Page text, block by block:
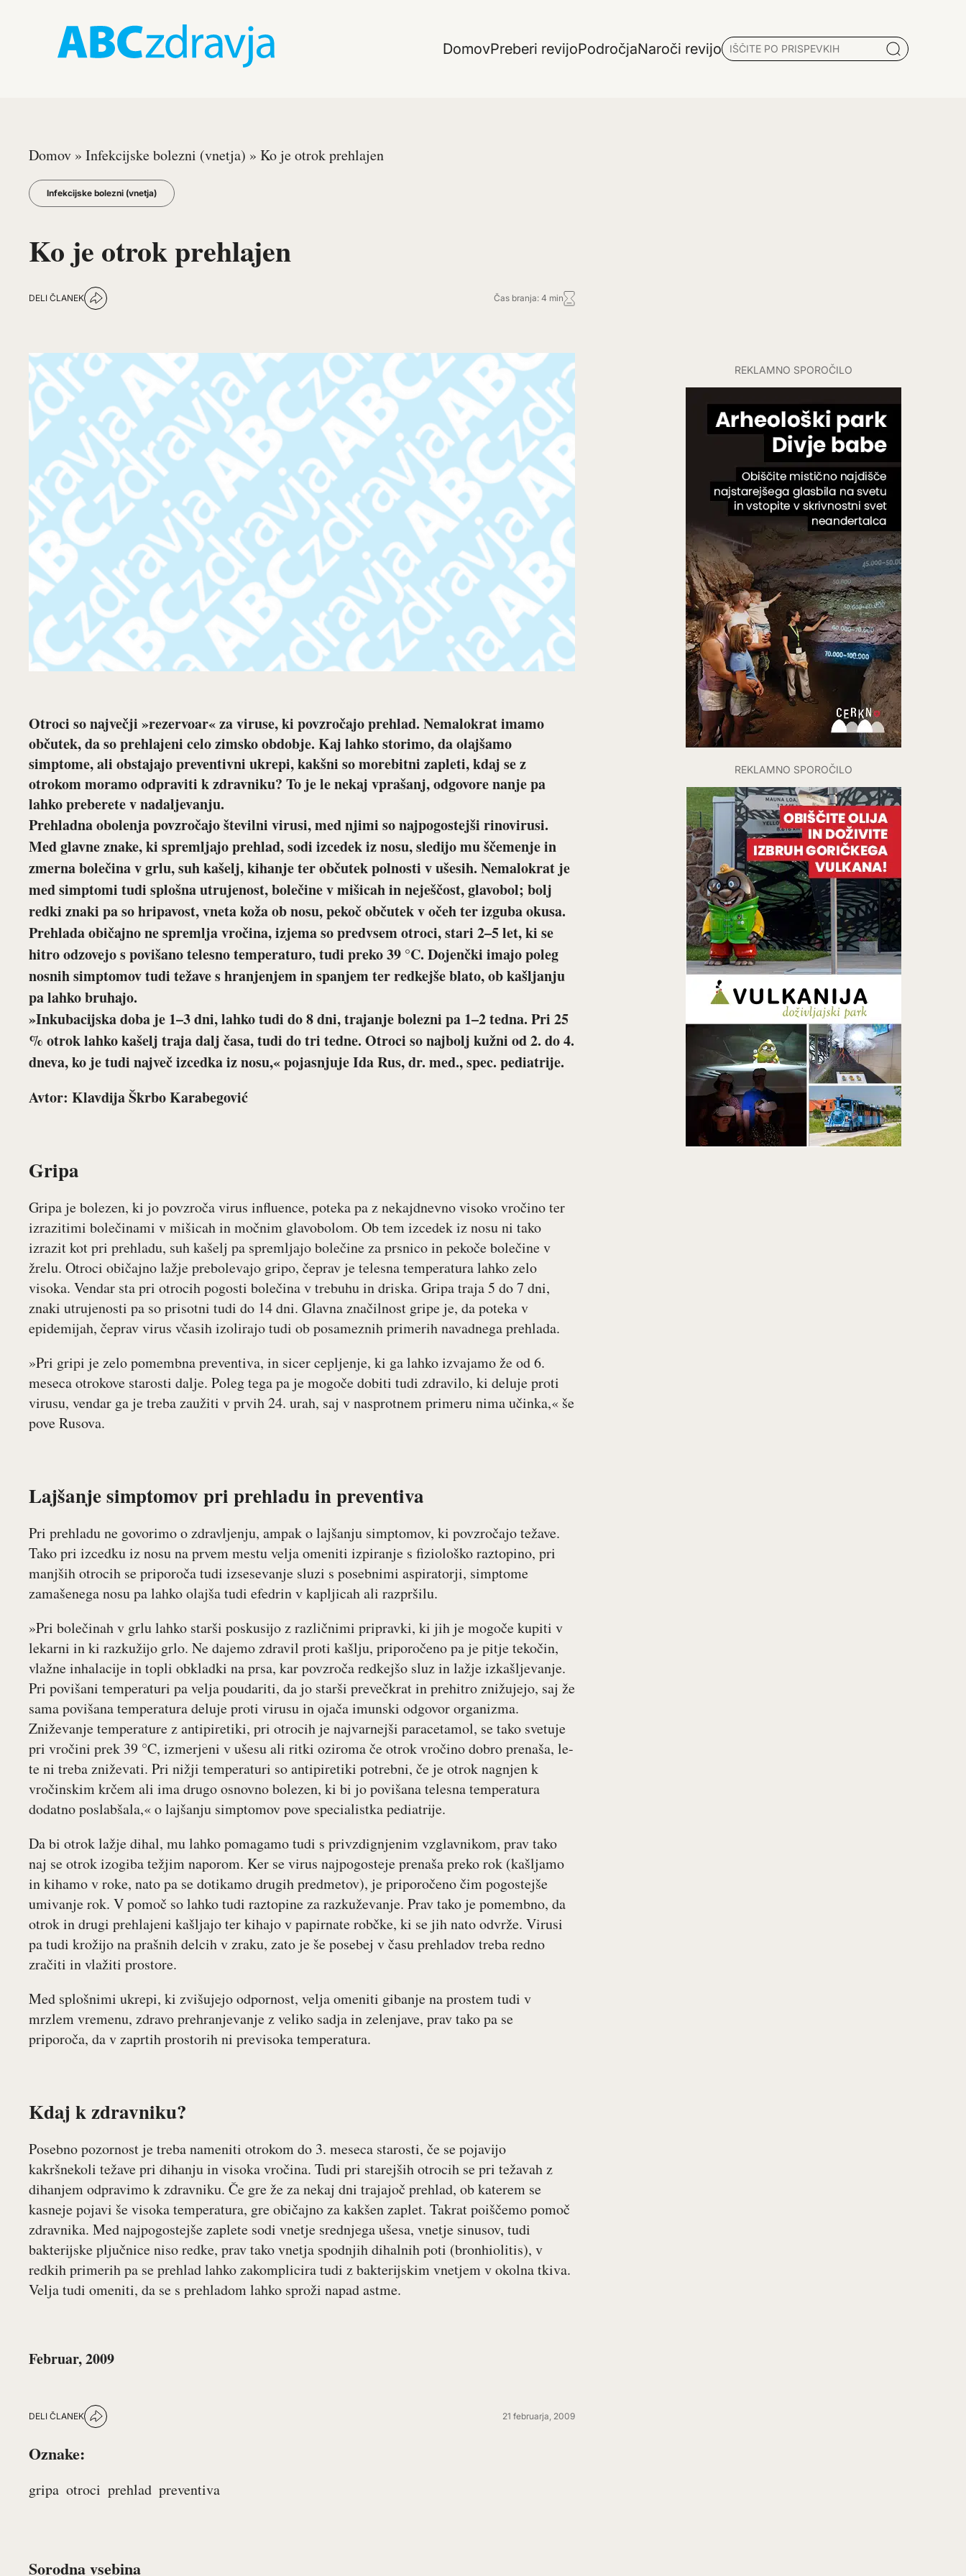
DomovPreberi revijoPodročjaNaroči revijo
Domov » Infekcijske bolezni (vnetja) » Ko je otrok prehlajen
Infekcijske bolezni (vnetja)
Ko je otrok prehlajen
DELI ČLANEK Čas branja: 4 min
Otroci so največji »rezervoar« za viruse, ki povzročajo prehlad. Nemalokrat imamo
občutek, da so prehlajeni celo zimsko obdobje. Kaj lahko storimo, da olajšamo
simptome, ali obstajajo preventivni ukrepi, kakšni so morebitni zapleti, kdaj se z
otrokom moramo odpraviti k zdravniku? To je le nekaj vprašanj, odgovore nanje pa
lahko preberete v nadaljevanju.
Prehladna obolenja povzročajo številni virusi, med njimi so najpogostejši rinovirusi.
Med glavne znake, ki spremljajo prehlad, sodi izcedek iz nosu, sledijo mu ščemenje in
zmerna bolečina v grlu, suh kašelj, kihanje ter občutek polnosti v ušesih. Nemalokrat je
med simptomi tudi splošna utrujenost, bolečine v mišicah in neješčost, glavobol; bolj
redki znaki pa so hripavost, vneta koža ob nosu, pekoč občutek v očeh ter izguba okusa.
Prehlada običajno ne spremlja vročina, izjema so predvsem otroci, stari 2–5 let, ki se
hitro odzovejo s povišano telesno temperaturo, tudi preko 39 °C. Dojenčki imajo poleg
nosnih simptomov tudi težave s hranjenjem in spanjem ter redkejše blato, ob kašljanju
pa lahko bruhajo.
»Inkubacijska doba je 1–3 dni, lahko tudi do 8 dni, trajanje bolezni pa 1–2 tedna. Pri 25
% otrok lahko kašelj traja dalj časa, tudi do tri tedne. Otroci so najbolj kužni od 2. do 4.
dneva, ko je tudi največ izcedka iz nosu,« pojasnjujeIda Rus, dr. med., spec. pediatrije.
Avtor: Klavdija Škrbo Karabegović
Gripa
Gripa je bolezen, ki jo povzroča virus influence, poteka pa z nekajdnevno visoko vročino ter
izrazitimi bolečinami v mišicah in močnim glavobolom. Ob tem izcedek iz nosu ni tako
izrazit kot pri prehladu, suh kašelj pa spremljajo bolečine za prsnico in pekoče bolečine v
žrelu. Otroci običajno lažje prebolevajo gripo, čeprav je telesna temperatura lahko zelo
visoka. Vendar sta pri otrocih pogosti bolečina v trebuhu in driska. Gripa traja 5 do 7 dni,
znaki utrujenosti pa so prisotni tudi do 14 dni. Glavna značilnost gripe je, da poteka v
epidemijah, čeprav virus včasih izolirajo tudi ob posameznih primerih navadnega prehlada.
»Pri gripi je zelo pomembna preventiva, in sicer cepljenje, ki ga lahko izvajamo že od 6.
meseca otrokove starosti dalje. Poleg tega pa je mogoče dobiti tudi zdravilo, ki deluje proti
virusu, vendar ga je treba zaužiti v prvih 24. urah, saj v nasprotnem primeru nima učinka,« še
pove Rusova.
Lajšanje simptomov pri prehladu in preventiva
Pri prehladu ne govorimo o zdravljenju, ampak o lajšanju simptomov, ki povzročajo težave.
Tako pri izcedku iz nosu na prvem mestu velja omeniti izpiranje s fiziološko raztopino, pri
manjših otrocih se priporoča tudi izsesevanje sluzi s posebnimi aspiratorji, simptome
zamašenega nosu pa lahko olajša tudi efedrin v kapljicah ali razpršilu.
»Pri bolečinah v grlu lahko starši poskusijo z različnimi pripravki, ki jih je mogoče kupiti v
lekarni in ki razkužijo grlo. Ne dajemo zdravil proti kašlju, priporočeno pa je pitje tekočin,
vlažne inhalacije in topli obkladki na prsa, kar povzroča redkejšo sluz in lažje izkašljevanje.
Pri povišani temperaturi pa velja poudariti, da jo starši prevečkrat in prehitro znižujejo, saj že
sama povišana temperatura deluje proti virusu in ojača imunski odgovor organizma.
Zniževanje temperature z antipiretiki, pri otrocih je najvarnejši paracetamol, se tako svetuje
pri vročini prek 39 °C, izmerjeni v ušesu ali ritki oziroma če otrok vročino dobro prenaša, le-
te ni treba zniževati. Pri nižji temperaturi so antipiretiki potrebni, če je otrok nagnjen k
vročinskim krčem ali ima drugo osnovno bolezen, ki bi jo povišana telesna temperatura
dodatno poslabšala,« o lajšanju simptomov pove specialistka pediatrije.
Da bi otrok lažje dihal, mu lahko pomagamo tudi s privzdignjenim vzglavnikom, prav tako
naj se otrok izogiba težjim naporom. Ker se virus najpogosteje prenaša preko rok (kašljamo
in kihamo v roke, nato pa se dotikamo drugih predmetov), je priporočeno čim pogostejše
umivanje rok. V pomoč so lahko tudi raztopine za razkuževanje. Prav tako je pomembno, da
otrok in drugi prehlajeni kašljajo ter kihajo v papirnate robčke, ki se jih nato odvrže. Virusi
pa tudi krožijo na prašnih delcih v zraku, zato je še posebej v času prehladov treba redno
zračiti in vlažiti prostore.
Med splošnimi ukrepi, ki zvišujejo odpornost, velja omeniti gibanje na prostem tudi v
mrzlem vremenu, zdravo prehranjevanje z veliko sadja in zelenjave, prav tako pa se
priporoča, da v zaprtih prostorih ni previsoka temperatura.
Kdaj k zdravniku?
Posebno pozornost je treba nameniti otrokom do 3. meseca starosti, če se pojavijo
kakršnekoli težave pri dihanju in visoka vročina. Tudi pri starejših otrocih se pri težavah z
dihanjem odpravimo k zdravniku. Če gre že za nekaj dni trajajoč prehlad, ob katerem se
kasneje pojavi še visoka temperatura, gre običajno za kakšen zaplet. Takrat poiščemo pomoč
zdravnika. Med najpogostejše zaplete sodi vnetje srednjega ušesa, vnetje sinusov, tudi
bakterijske pljučnice niso redke, prav tako vnetja spodnjih dihalnih poti (bronhiolitis), v
redkih primerih pa se prehlad lahko zakomplicira tudi z bakterijskim vnetjem v okolna tkiva.
Velja tudi omeniti, da se s prehladom lahko sproži napad astme.
Februar, 2009
DELI ČLANEK 21 februarja, 2009
Oznake:
gripa otroci prehlad preventiva
REKLAMNO SPOROČILO
REKLAMNO SPOROČILO
Sorodna vsebina